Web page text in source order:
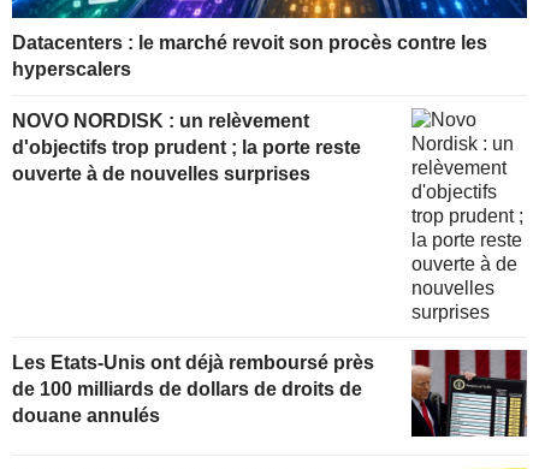
Datacenters : le marché revoit son procès contre les
hyperscalers
NOVO NORDISK : un relèvement
d'objectifs trop prudent ; la porte reste
ouverte à de nouvelles surprises
Les Etats-Unis ont déjà remboursé près
de 100 milliards de dollars de droits de
douane annulés